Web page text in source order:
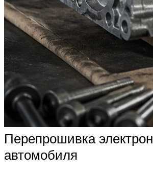
Перепрошивка
автомобиля